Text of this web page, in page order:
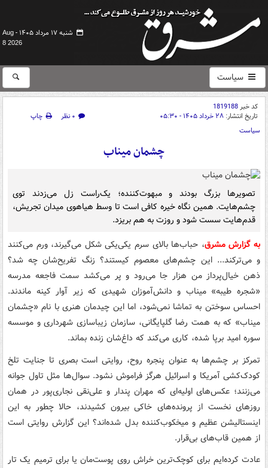
شنبه ۱۷ مرداد ۱۴۰۵ -
Aug
8 2026
سیاست
کد خبر1819188
تاریخ انتشار: ۲۸ خرداد ۱۴۰۵ - ۰۵:۳۰ ۰ نظر
چاپ
سیاست
چشمان میناب
تصویرها بزرگ بودند و مبهوت‌کننده؛ یک‌راست زل می‌زدند توی
چشم‌هایت. همین نگاه خیره کافی است تا وسط هیاهوی میدان تجریش،
قدم‌هایت سست شود و روزت به هم بریزد.
به گزارش مشرق، حباب‌ها بالای سرم یکی‌یکی شکل می‌گیرند، ورم می‌کنند
و می‌ترکند... این چشم‌های معصوم کیستند؟ زنگ تفریح‌شان چه شد؟
ذهن خیال‌پرداز من هزار جا می‌رود و پر می‌کشد سمت فاجعه مدرسه
«شجره طیبه» میناب و دانش‌آموزان شهیدی که زیر آوار کینه ماندند.
احساس سوختن به تماشا نمی‌شود، اما این چیدمان هنری با نام «چشمان
میناب» که به همت رضا گلپایگانی، سازمان زیباسازی شهرداری و موسسه
سوره امید برپا شده، کاری می‌کند که داغ‌شان زنده بماند.
تمرکز بر چشم‌ها به عنوان پنجره روح، روایتی است بصری تا جنایت تلخ
کودک‌کشی آمریکا و اسرائیل هرگز فراموش نشود. سوال‌ها مثل تاول جوانه
می‌زنند؛ عکس‌های اولیه‌ای که مهران پندار و علی‌نقی نجاری‌پور در همان
روزهای نخست از پرونده‌های خاکی بیرون کشیدند، حالا چطور به این
اینستالیشن عظیم و میخکوب‌کننده بدل شده‌اند؟ این گزارش روایتی است
از همین قاب‌های بی‌قرار.
عادت کرده‌ایم برای کوچک‌ترین خراش روی پوست‌مان یا برای ترمیم یک تار